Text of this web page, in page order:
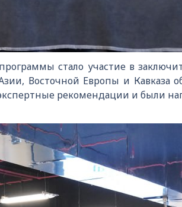
стало участие в
Восточной Европы и Кавказа
рекомендации и были